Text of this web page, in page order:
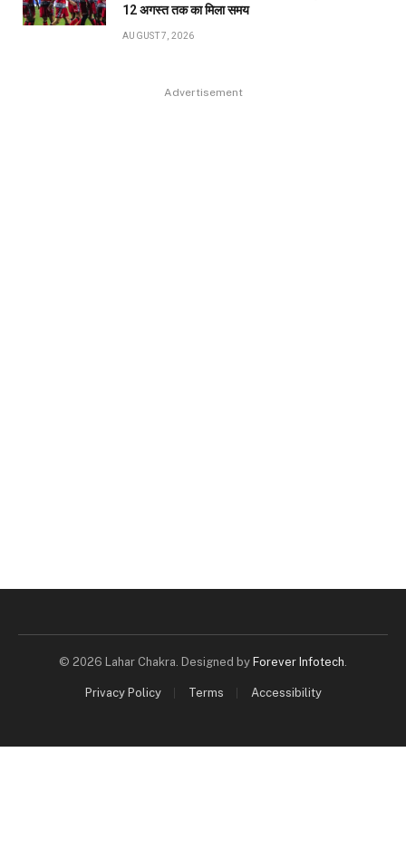
12 अगस्त तक का मिला समय
AUGUST 7, 2026
Advertisement
© 2026 Lahar Chakra. Designed by Forever Infotech.
Privacy Policy Terms Accessibility